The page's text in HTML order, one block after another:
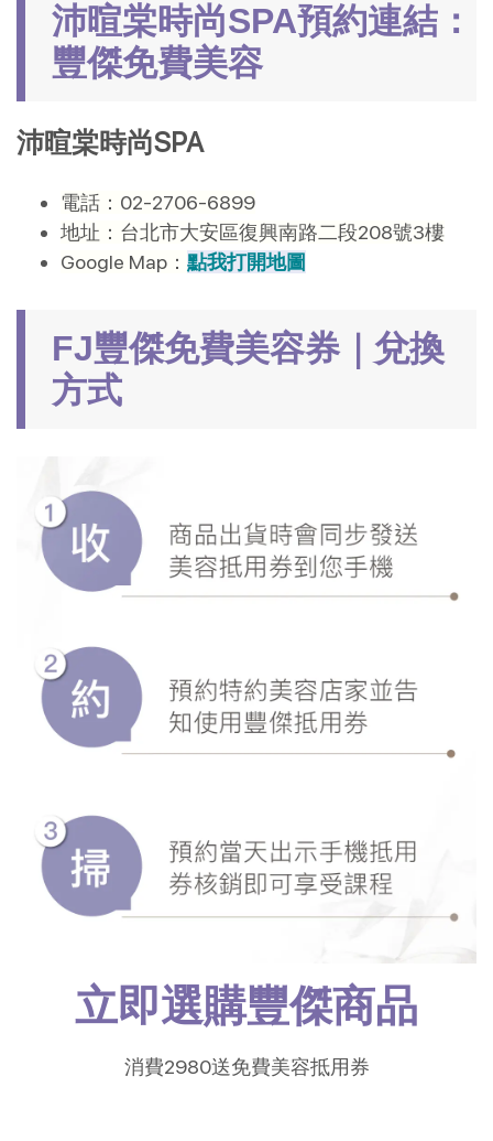
沛暄棠時尚SPA預約連結：
豐傑免費美容
沛暄棠時尚SPA
電話：02-2706-6899
地址：台北市大安區復興南路二段208號3樓
Google Map： 點我打開地圖
FJ豐傑免費美容券｜兌換
方式
立即選購豐傑商品
消費2980送免費美容抵用券